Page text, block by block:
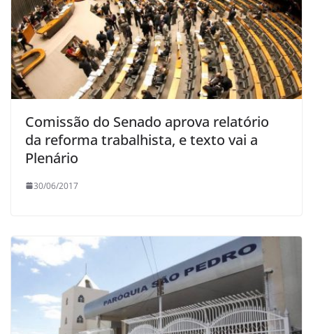
Comissão do Senado aprova relatório
da reforma trabalhista, e texto vai a
Plenário
30/06/2017